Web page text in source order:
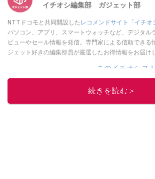
イチオシ編集部 ガジェット部
NTTドコモと共同開設した レコメンドサイト「イチオ
パソコン、アプリ、スマートウォッチなど、デジタル
ビューやセール情報を発信。専門家による信頼できる
ジェット好きの編集部員が厳選したお得情報をお届け
このイチオシス
続きを読む＞